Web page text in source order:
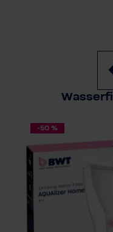
-50 %